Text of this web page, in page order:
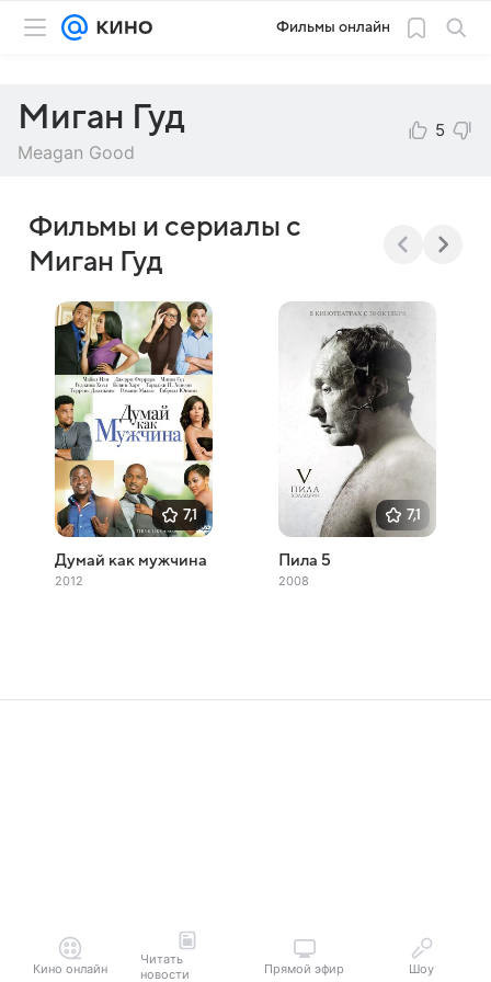
Фильмы онлайн
Миган Гуд
Meagan Good
5
Фильмы и сериалы с
Миган Гуд
7,1
Думай как мужчина
2012
7,1
Пила 5
2008
Кино онлайн
Читать
новости
Прямой эфир Шоу